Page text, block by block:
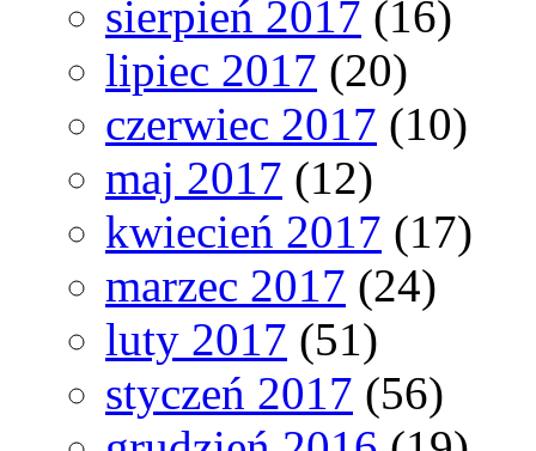
sierpień 2017 (16)
lipiec 2017 (20)
czerwiec 2017 (10)
maj 2017 (12)
kwiecień 2017 (17)
marzec 2017 (24)
luty 2017 (51)
styczeń 2017 (56)